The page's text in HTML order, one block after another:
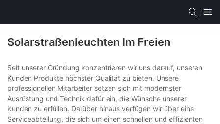
Solarstraßenleuchten Im Freien
Seit unserer Gründung konzentrieren wir uns darauf, unseren
Kunden Produkte höchster Qualität zu bieten. Unsere
professionellen Mitarbeiter setzen sich mit modernster
Ausrüstung und Technik dafür ein, die Wünsche unserer
Kunden zu erfüllen. Darüber hinaus verfügen wir über eine
Serviceabteilung, die sich um einen schnellen und effizienten